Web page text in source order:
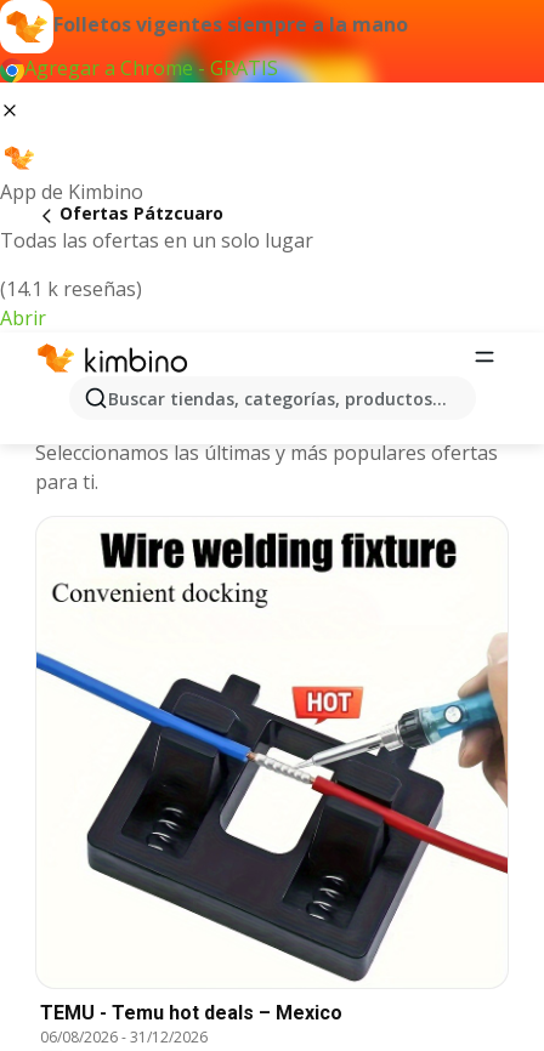
Folletos vigentes siempre a la mano
Agregar a Chrome - GRATIS
App de Kimbino
Todas las ofertas en un solo lugar
(14.1 k reseñas)
Abrir
Buscar tiendas, categorías, productos...
Ofertas Pátzcuaro
Pátzcuaro - Folletos y ofertas más
Seleccionamos las últimas y más populares ofertas
para ti.
TEMU - Temu hot deals – Mexico
06/08/2026-31/12/2026